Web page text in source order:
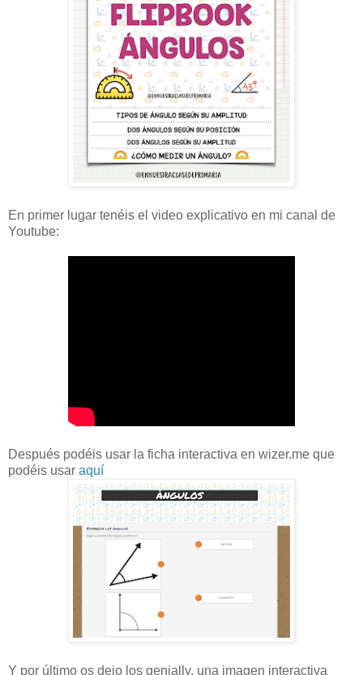
En primer lugar tenéis el video explicativo en mi canal de
Youtube:
Después podéis usar la ficha interactiva en wizer.me que
podéis usar aquí
Y por último os dejo los genially, una imagen interactiva